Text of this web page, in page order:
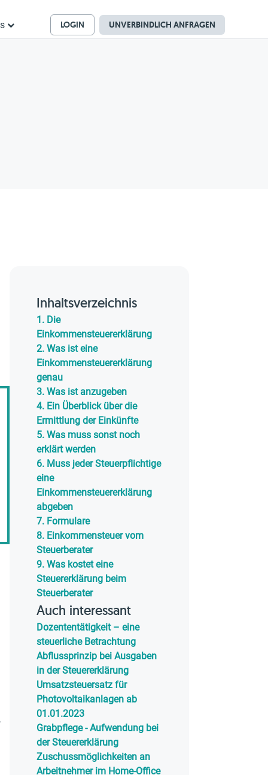
LOGIN UNVERBINDLICH ANFRAGEN
Inhaltsverzeichnis
1. Die
Einkommensteuererklärung
2. Was ist eine
Einkommensteuererklärung
genau
3. Was ist anzugeben
4. Ein Überblick über die
Ermittlung der Einkünfte
5. Was muss sonst noch
erklärt werden
6. Muss jeder Steuerpflichtige
eine
Einkommensteuererklärung
abgeben
7. Formulare
8. Einkommensteuer vom
Steuerberater
9. Was kostet eine
Steuererklärung beim
Steuerberater
Auch interessant
Dozententätigkeit – eine
steuerliche Betrachtung
Abflussprinzip bei Ausgaben
in der Steuererklärung
Umsatzsteuersatz für
Photovoltaikanlagen ab
01.01.2023
Grabpflege - Aufwendung bei
der Steuererklärung
Zuschussmöglichkeiten an
Arbeitnehmer im Home-Office